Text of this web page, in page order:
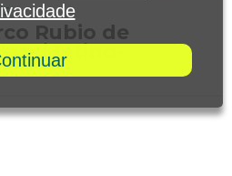
Rubio de
latino-